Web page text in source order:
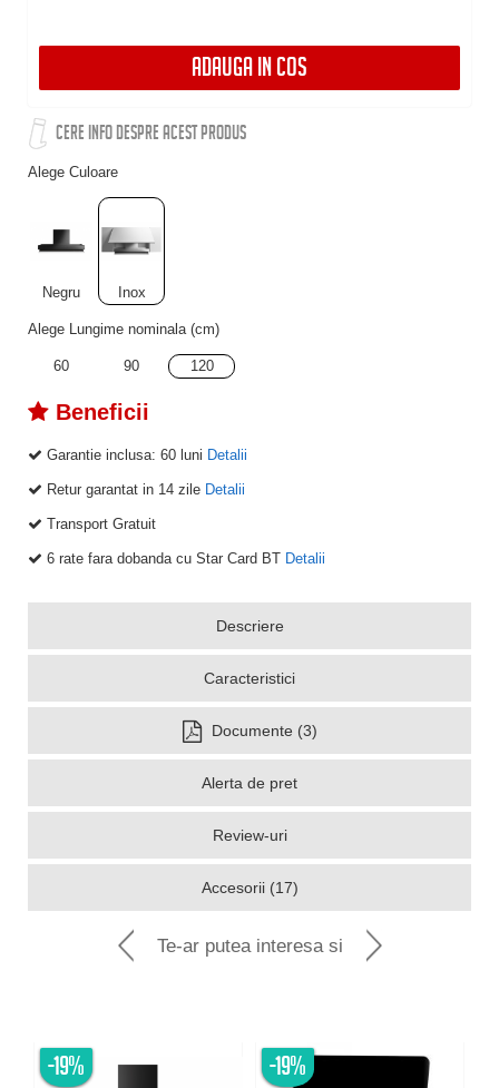
ADAUGA IN COS
CERE INFO DESPRE ACEST PRODUS
Alege Culoare
Negru Inox
Alege Lungime nominala (cm)
60 90 120
Beneficii
Garantie inclusa: 60 luni Detalii
Retur garantat in 14 zile Detalii
Transport Gratuit
6 rate fara dobanda cu Star Card BT Detalii
Descriere
Caracteristici
Documente (3)
Alerta de pret
Review-uri
Accesorii (17)
Te-ar putea interesa si
-19% -19%